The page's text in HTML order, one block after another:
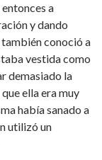
a
y dando
también conoció a
vestida como
demasiado la
ella era muy
había sanado a
utilizó un